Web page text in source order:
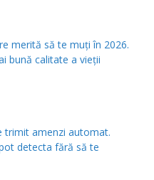
merită să te muți în 2026.
bună calitate a vieții
trimit amenzi automat.
detecta fără să te